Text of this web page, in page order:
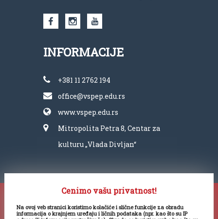
INFORMACIJE
+381 11 2762 194
office@vspep.edu.rs
www.vspep.edu.rs
Mitropolita Petra 8, Centar za
kulturu „Vlada Divljan“
Copyright ©
Visoka škola PEP 2025. Sva prava
Cenimo vašu privatnost!
Na ovoj veb stranici koristimo kolačiće i slične funkcije za obradu
informacija o krajnjem uređaju i ličnih podataka (npr. kao što su IP